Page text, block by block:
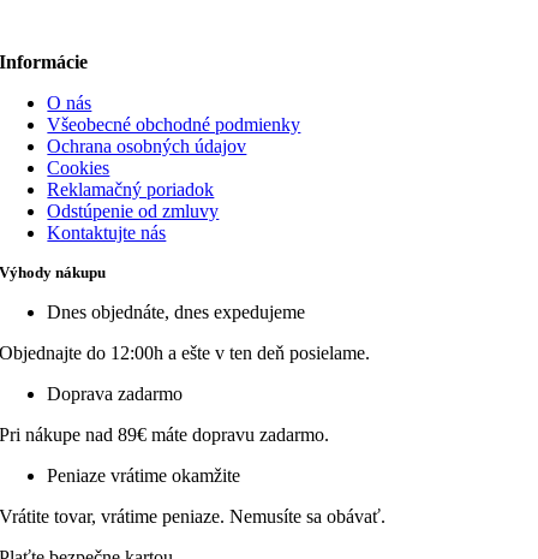
Informácie
O nás
Všeobecné obchodné podmienky
Ochrana osobných údajov
Cookies
Reklamačný poriadok
Odstúpenie od zmluvy
Kontaktujte nás
Výhody nákupu
Dnes objednáte, dnes expedujeme
Objednajte do 12:00h a ešte v ten deň posielame.
Doprava zadarmo
Pri nákupe nad 89€ máte dopravu zadarmo.
Peniaze vrátime okamžite
Vrátite tovar, vrátime peniaze. Nemusíte sa obávať.